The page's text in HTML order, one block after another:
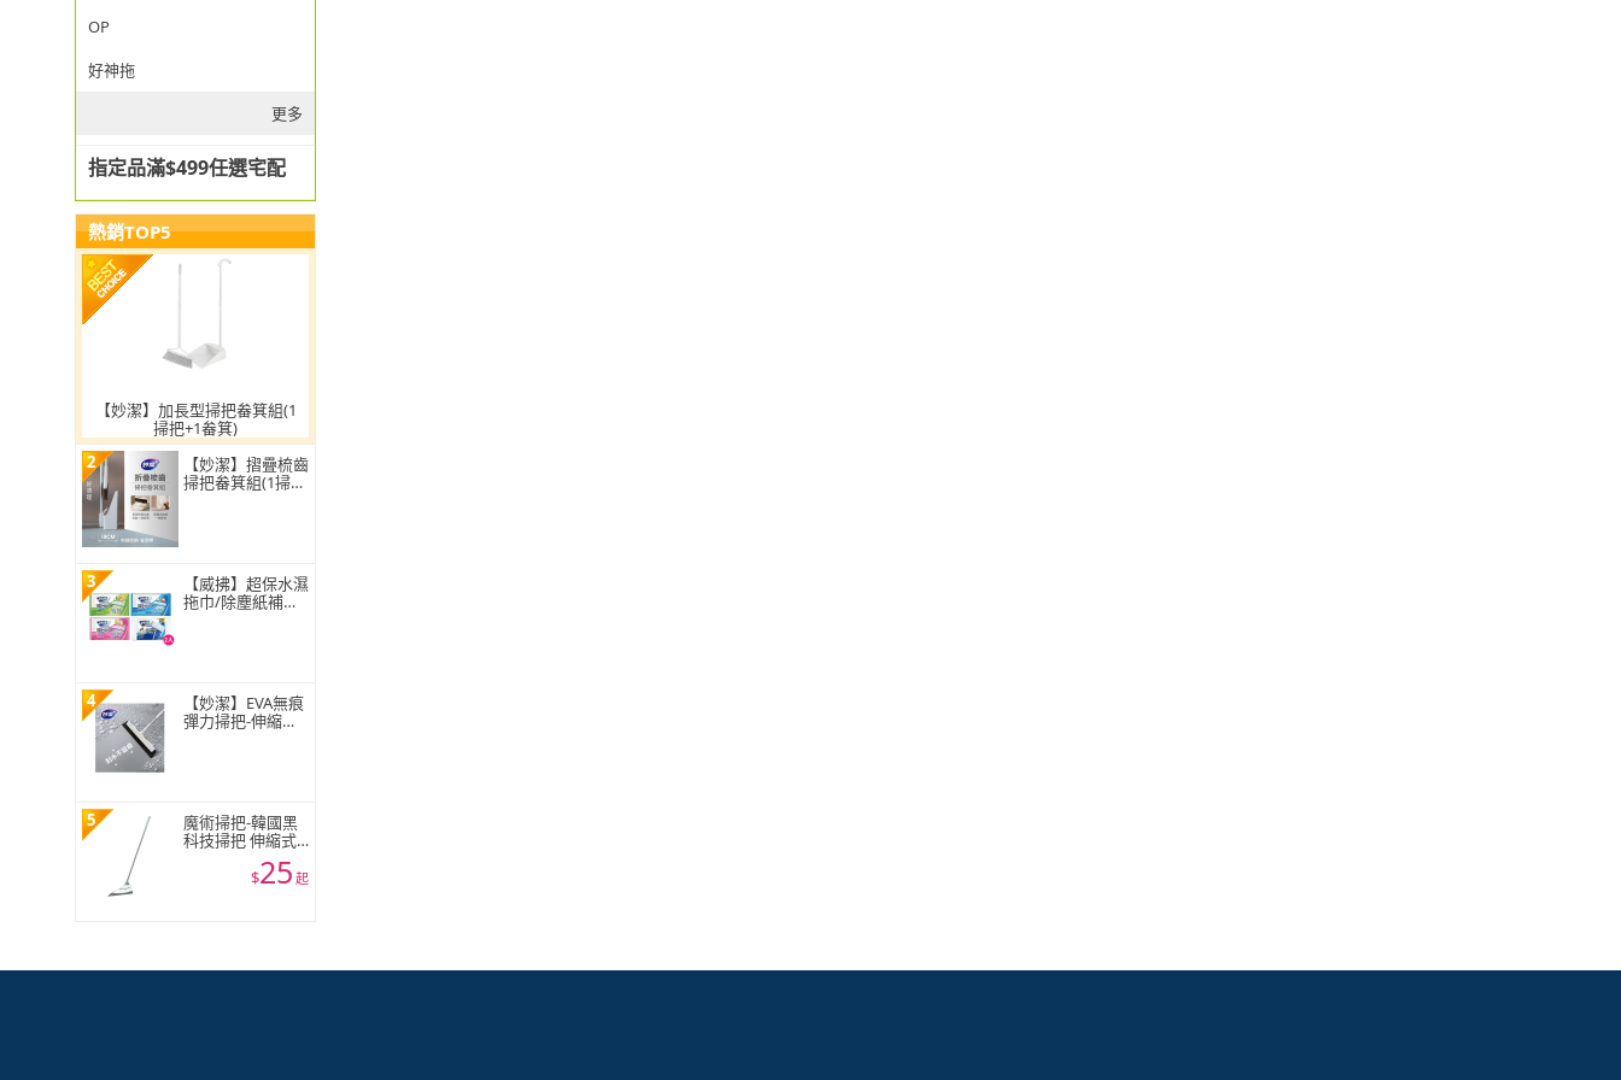
OP
好神拖
更多
指定品滿$499任選宅配
熱銷TOP5
【妙潔】加長型掃把畚箕組(1
掃把+1畚箕)
2
【妙潔】摺疊梳齒
掃把畚箕組(1掃把
3
【威拂】超保水濕
拖巾/除塵紙補充
4
【妙潔】EVA無痕
彈力掃把-伸縮款
5
魔術掃把-韓國黑
科技掃把 伸縮式
刮地拖把 刮水器
窗戶玻璃刮刀 地
$25 起